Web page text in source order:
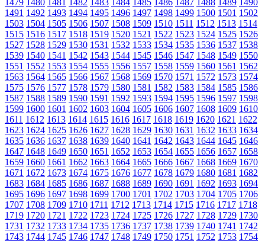
1479 1480 1481 1482 1483 1484 1485 1486 1487 1488 1489 1490
1491 1492 1493 1494 1495 1496 1497 1498 1499 1500 1501 1502
1503 1504 1505 1506 1507 1508 1509 1510 1511 1512 1513 1514
1515 1516 1517 1518 1519 1520 1521 1522 1523 1524 1525 1526
1527 1528 1529 1530 1531 1532 1533 1534 1535 1536 1537 1538
1539 1540 1541 1542 1543 1544 1545 1546 1547 1548 1549 1550
1551 1552 1553 1554 1555 1556 1557 1558 1559 1560 1561 1562
1563 1564 1565 1566 1567 1568 1569 1570 1571 1572 1573 1574
1575 1576 1577 1578 1579 1580 1581 1582 1583 1584 1585 1586
1587 1588 1589 1590 1591 1592 1593 1594 1595 1596 1597 1598
1599 1600 1601 1602 1603 1604 1605 1606 1607 1608 1609 1610
1611 1612 1613 1614 1615 1616 1617 1618 1619 1620 1621 1622
1623 1624 1625 1626 1627 1628 1629 1630 1631 1632 1633 1634
1635 1636 1637 1638 1639 1640 1641 1642 1643 1644 1645 1646
1647 1648 1649 1650 1651 1652 1653 1654 1655 1656 1657 1658
1659 1660 1661 1662 1663 1664 1665 1666 1667 1668 1669 1670
1671 1672 1673 1674 1675 1676 1677 1678 1679 1680 1681 1682
1683 1684 1685 1686 1687 1688 1689 1690 1691 1692 1693 1694
1695 1696 1697 1698 1699 1700 1701 1702 1703 1704 1705 1706
1707 1708 1709 1710 1711 1712 1713 1714 1715 1716 1717 1718
1719 1720 1721 1722 1723 1724 1725 1726 1727 1728 1729 1730
1731 1732 1733 1734 1735 1736 1737 1738 1739 1740 1741 1742
1743 1744 1745 1746 1747 1748 1749 1750 1751 1752 1753 1754